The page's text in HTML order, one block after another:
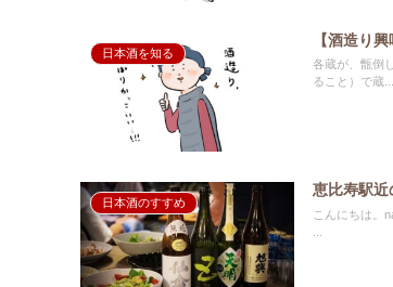
日本酒を知る
【酒造り
各蔵が、甑倒
ること）で蔵...
日本酒のすすめ
恵比寿駅近
こんにちは。nanaです。 「今夜は日本酒！」となれば、肴はお刺身